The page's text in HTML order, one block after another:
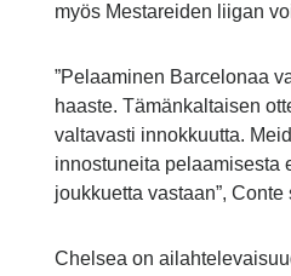
myös Mestareiden liigan
”Pelaaminen Barcelonaa
haaste. Tämänkaltaisen
valtavasti innokkuutta.
innostuneita pelaamisesta
joukkuetta vastaan”, Conte
Chelsea on